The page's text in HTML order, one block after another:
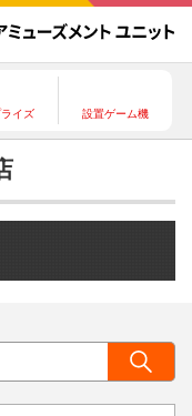
イズ 設置ゲーム機